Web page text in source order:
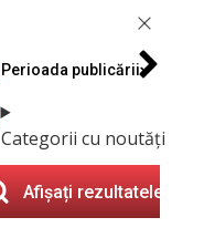
Perioada publicării
Categorii cu noutăți
Afișați rezultatele